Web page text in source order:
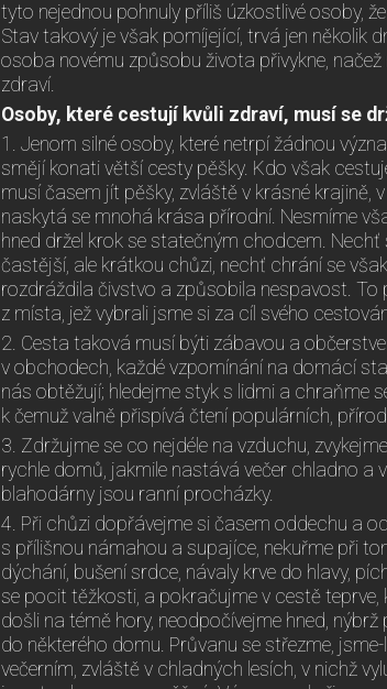
tyto nejednou pohnuly příliš úzkostlivé osoby,
Stav takový je však pomíjející, trvá jen několik
osoba novému způsobu života přivykne,
zdraví.
Osoby, které cestují kvůli zdraví, musí se
1. Jenom silné osoby, které netrpí žádnou
smějí konati větší cesty pěšky. Kdo však
musí časem jít pěšky, zvláště v krásné krajině,
naskytá se mnohá krása přírodní. Nesmíme
hned držel krok se statečným chodcem.
častější, ale krátkou chůzi, nechť chrání se
rozdráždila čivstvo a způsobila nespavost. To
z místa, jež vybrali jsme si za cíl svého
2. Cesta taková musí býti zábavou a
v obchodech, každé vzpomínání na domácí
nás obtěžují; hledejme styk s lidmi a chraňme
k čemuž valně přispívá čtení populárních,
3. Zdržujme se co nejdéle na vzduchu,
rychle domů, jakmile nastává večer chladno a
blahodárny jsou ranní procházky.
4. Při chůzi dopřávejme si časem oddechu a
s přílišnou námahou a supajíce, nekuřme při
dýchání, bušení srdce, návaly krve do hlavy,
se pocit těžkosti, a pokračujme v cestě teprve,
došli na témě hory, neodpočívejme hned,
do některého domu. Průvanu se střezme,
večerním, zvláště v chladných lesích, v nichž